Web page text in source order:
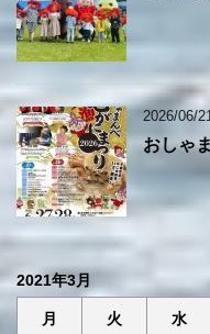
2026/06/21
おしゃ
2021年3月
月 火 水